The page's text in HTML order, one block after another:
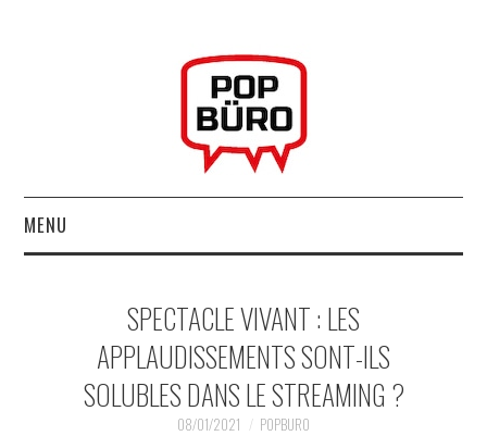
MENU
MUSIQUESACTUELLES.NET
GABBA GABBA HEY !
SPECTACLE VIVANT : LES
APPLAUDISSEMENTS SONT-ILS
SOLUBLES DANS LE STREAMING ?
08/01/2021 POPBURO